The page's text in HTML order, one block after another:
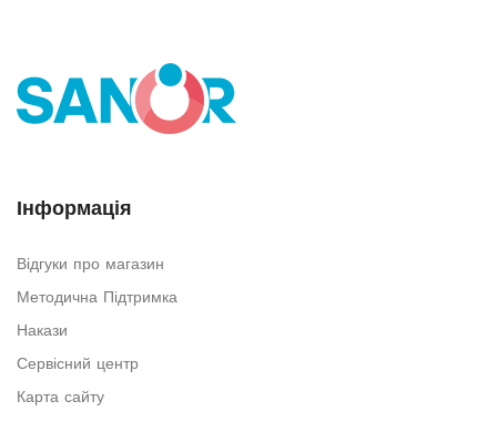
Інформація
Відгуки про магазин
Методична Підтримка
Накази
Сервісний центр
Карта сайту